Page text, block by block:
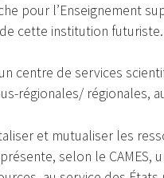
pour l’Enseignement
cette institution futuriste.
un centre de services
régionales/
et mutualiser les
selon le